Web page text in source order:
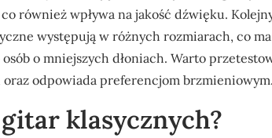
również wpływa na jakość dźwięku.
występują w różnych rozmiarach, co ma
o mniejszych dłoniach. Warto
odpowiada preferencjom brzmieniowym.
klasycznych?